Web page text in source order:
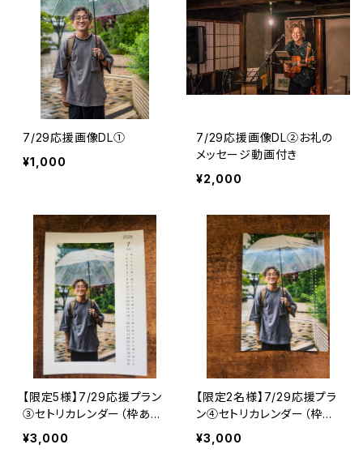
7/29応援画像DL①
¥1,000
7/29応援画像DL②お礼の
メッセージ動画付き
¥2,000
【限定5様】7/29応援プラン
③セトリカレンダー（枠あ
り）付き
¥3,000
【限定2名様】7/29応援プラ
ン➃セトリカレンダー（枠な
し）付き
¥3,000